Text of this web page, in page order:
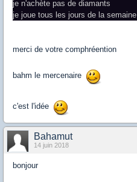
je n'achète pas de diamants
je joue tous les jours de la semaine
merci de votre comphréention
bahm le mercenaire
c'est l'idée
Bahamut
14 juin 2018
bonjour